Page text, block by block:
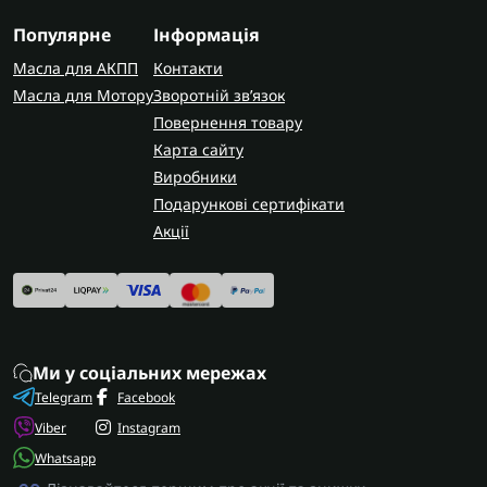
щоб гарантовано отримати сумісні комплектуючі.
AUTOSHIFT швидко та надійно доставляє
замовлення по всій Україні. У Запоріжжі
виконуємо заміну сальників з повною гарантією
на всі виконані роботи.
Популярне
Масла для АКПП
Масла для Мотору
Інформація
Контакти
Зворотній зв’язок
Повернення товару
Карта сайту
Виробники
Подарункові сертифікати
Акції
Ми у соціальних мережах
Telegram
Viber
Whatsapp
Facebook
Instagram